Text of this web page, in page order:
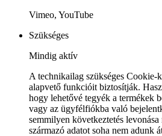
Vimeo, YouTube
Szükséges
Mindig aktív
A technikailag szükséges Cookie-
alapvető funkcióit biztosítják.
hogy lehetővé tegyék a termékek
vagy az ügyfélfiókba való
semmilyen következtetés
származó adatot soha nem adunk